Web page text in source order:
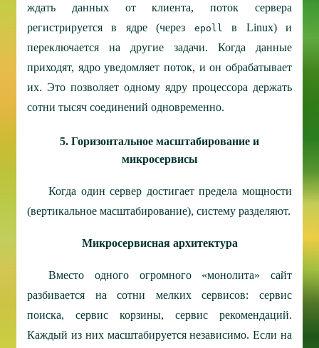
ждать данных от клиента, поток сервера
регистрируется в ядре (через epoll
в Linux) и
переключается на другие задачи. Когда данные
приходят, ядро уведомляет поток, и он обрабатывает
их. Это позволяет одному ядру процессора держать
сотни тысяч соединений одновременно.
5. Горизонтальное масштабирование и
микросервисы
Когда один сервер достигает предела мощности
(вертикальное масштабирование), систему разделяют.
Микросервисная архитектура
Вместо одного огромного «монолита» сайт
разбивается на сотни мелких сервисов: сервис
поиска, сервис корзины, сервис рекомендаций.
Каждый из них масштабируется независимо. Если на